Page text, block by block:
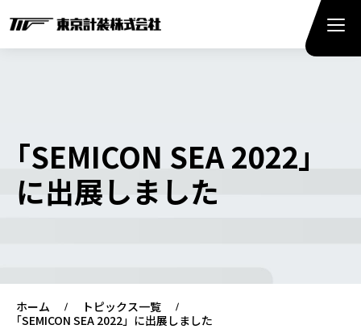
｢SEMICON SEA 2022」
に出展しました
ホーム
トピックス一覧
｢SEMICON SEA 2022」に出展しました